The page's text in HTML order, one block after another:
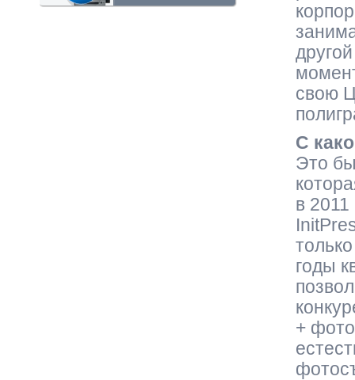
свою
С
Это
в 2011
годы
+